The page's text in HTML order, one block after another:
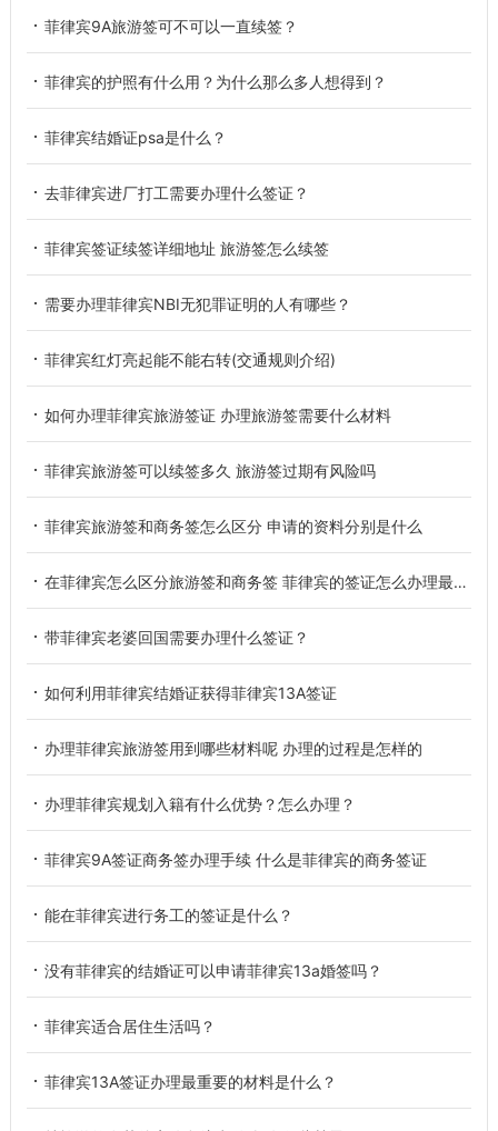
菲律宾9A旅游签可不可以一直续签？
菲律宾的护照有什么用？为什么那么多人想得到？
菲律宾结婚证psa是什么？
去菲律宾进厂打工需要办理什么签证？
菲律宾签证续签详细地址 旅游签怎么续签
需要办理菲律宾NBI无犯罪证明的人有哪些？
菲律宾红灯亮起能不能右转(交通规则介绍)
如何办理菲律宾旅游签证 办理旅游签需要什么材料
菲律宾旅游签可以续签多久 旅游签过期有风险吗
菲律宾旅游签和商务签怎么区分 申请的资料分别是什么
在菲律宾怎么区分旅游签和商务签 菲律宾的签证怎么办理最划算
带菲律宾老婆回国需要办理什么签证？
如何利用菲律宾结婚证获得菲律宾13A签证
办理菲律宾旅游签用到哪些材料呢 办理的过程是怎样的
办理菲律宾规划入籍有什么优势？怎么办理？
菲律宾9A签证商务签办理手续 什么是菲律宾的商务签证
能在菲律宾进行务工的签证是什么？
没有菲律宾的结婚证可以申请菲律宾13a婚签吗？
菲律宾适合居住生活吗？
菲律宾13A签证办理最重要的材料是什么？